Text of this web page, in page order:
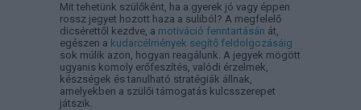
Mit tehetünk szülőként, ha a gyerek jó vagy éppen
rossz jegyet hozott haza a suliból? A megfelelő
dicsérettől kezdve, a motiváció fenntartásán át,
egészen a kudarcélmények segítő feldolgozásáig
sok múlik azon, hogyan reagálunk. A jegyek mögött
ugyanis komoly erőfeszítés, valódi érzelmek,
készségek és tanulható stratégiák állnak,
amelyekben a szülői támogatás kulcsszerepet
játszik.